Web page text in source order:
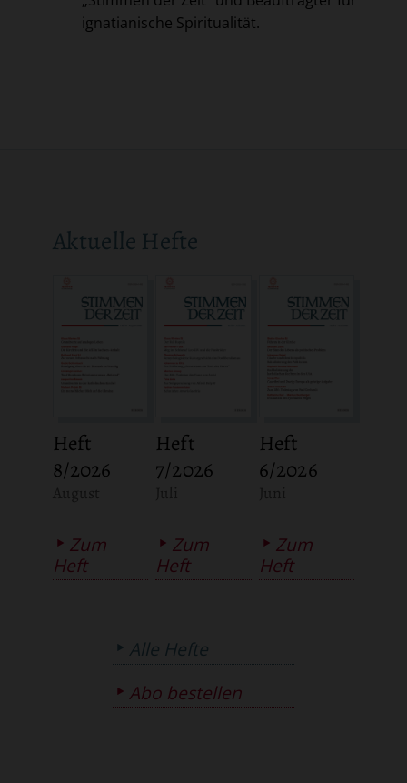
ignatianische Spiritualität.
Aktuelle Hefte
Heft
8/2026
Zum
Heft
Heft
7/2026
Zum
Heft
Heft
6/2026
Zum
Heft
Alle Hefte
Abo bestellen